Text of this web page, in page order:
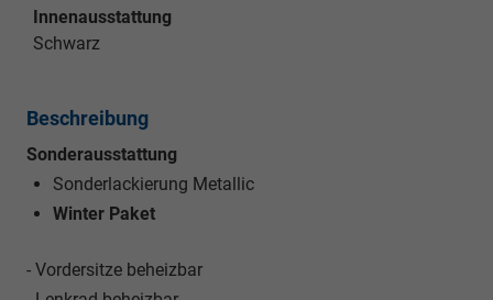
Innenausstattung
Schwarz
Beschreibung
Sonderausstattung
Sonderlackierung Metallic
Winter Paket
- Vordersitze beheizbar